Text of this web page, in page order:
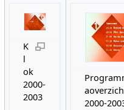
K
l
ok
2000-
2003
2000-